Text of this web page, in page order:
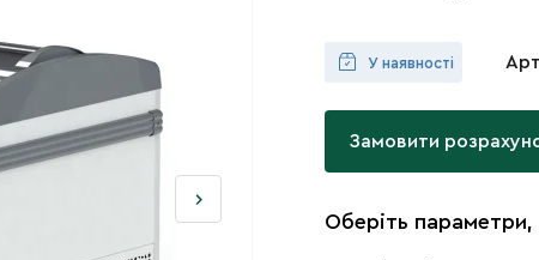
У наявності
Замовити
Оберіть